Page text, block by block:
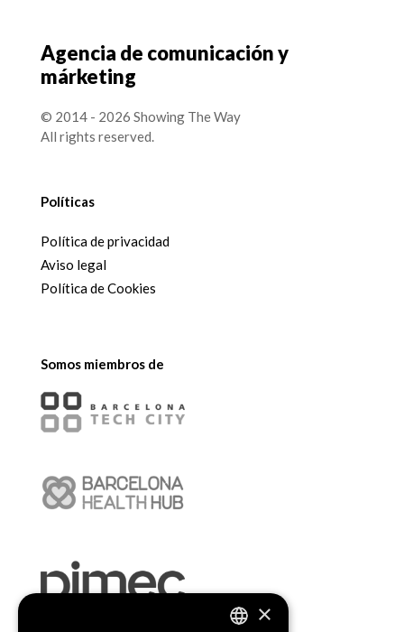
Agencia de comunicación y
márketing
© 2014 - 2026 Showing The Way
All rights reserved.
Políticas
Política de privacidad
Aviso legal
Política de Cookies
Somos miembros de
×